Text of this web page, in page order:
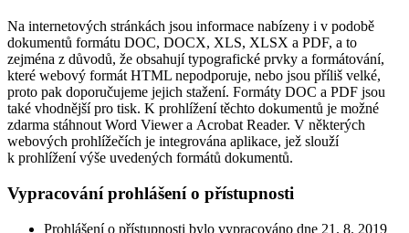
Na internetových stránkách jsou informace nabízeny i v podobě
dokumentů formátu DOC, DOCX, XLS, XLSX a PDF, a to
zejména z důvodů, že obsahují typografické prvky a formátování,
které webový formát HTML nepodporuje, nebo jsou příliš velké,
proto pak doporučujeme jejich stažení. Formáty DOC a PDF jsou
také vhodnější pro tisk. K prohlížení těchto dokumentů je možné
zdarma stáhnout Word Viewer a Acrobat Reader. V některých
webových prohlížečích je integrována aplikace, jež slouží
k prohlížení výše uvedených formátů dokumentů.
Vypracování prohlášení o přístupnosti
Prohlášení o přístupnosti bylo vypracováno dne 21. 8. 2019